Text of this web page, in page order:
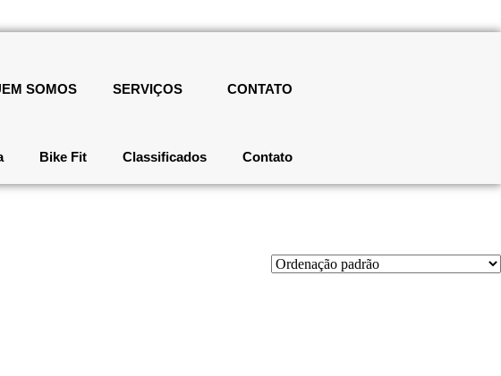
SOMOS SERVIÇOS CONTATO
Bike Fit Classificados Contato